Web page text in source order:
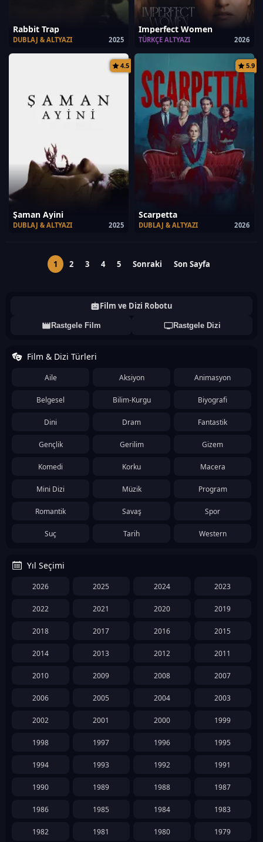
Rabbit Trap
2025
DUBLAJ & ALTYAZI
Imperfect Women
2026
TÜRKÇE ALTYAZI
4.5
Şaman Ayini
2025
DUBLAJ & ALTYAZI
5.9
Scarpetta
2026
DUBLAJ & ALTYAZI
1 2 3 4 5 Sonraki Son Sayfa
Film ve Dizi Robotu
Rastgele Film Rastgele Dizi
Film & Dizi Türleri
Aile Aksiyon Animasyon
Belgesel Bilim-Kurgu Biyografi
Dini Dram Fantastik
Gençlik Gerilim Gizem
Komedi Korku Macera
Mini Dizi Müzik Program
Romantik Savaş Spor
Suç Tarih Western
Yıl Seçimi
2026 2025 2024 2023
2022 2021 2020 2019
2018 2017 2016 2015
2014 2013 2012 2011
2010 2009 2008 2007
2006 2005 2004 2003
2002 2001 2000 1999
1998 1997 1996 1995
1994 1993 1992 1991
1990 1989 1988 1987
1986 1985 1984 1983
1982 1981 1980 1979